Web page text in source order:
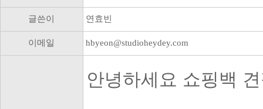
글쓴이 연효빈
이메일 hbyeon@studioheydey.com
안녕하세요 쇼핑백